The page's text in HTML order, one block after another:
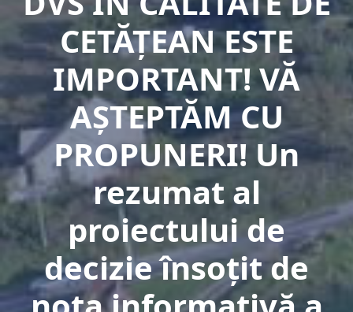
CETĂŢEAN ESTE
IMPORTANT! VĂ
AŞTEPTĂM CU
PROPUNERI! Un
rezumat al
proiectului de
decizie însoţit de